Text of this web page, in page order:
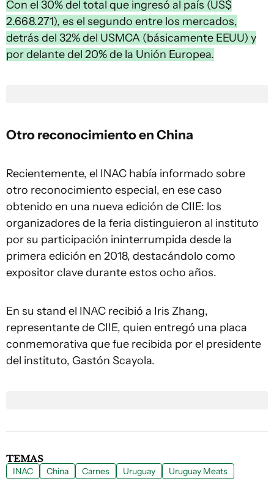
Con el 30% del total que ingresó al país (US$
2.668.271), es el segundo entre los mercados,
detrás del 32% del USMCA (básicamente EEUU) y
por delante del 20% de la Unión Europea.
Otro reconocimiento en China
Recientemente, el INAC había informado sobre
otro reconocimiento especial, en ese caso
obtenido en una nueva edición de CIIE: los
organizadores de la feria distinguieron al instituto
por su participación ininterrumpida desde la
primera edición en 2018, destacándolo como
expositor clave durante estos ocho años.
En su stand el INAC recibió a Iris Zhang,
representante de CIIE, quien entregó una placa
conmemorativa que fue recibida por el presidente
del instituto, Gastón Scayola.
TEMAS
INAC China Carnes Uruguay Uruguay Meats